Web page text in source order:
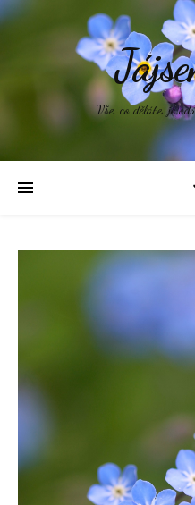
Vše, co děláte, je